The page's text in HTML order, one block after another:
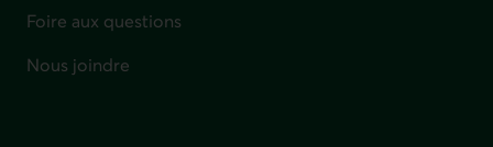
Foire aux questions
Nous joindre